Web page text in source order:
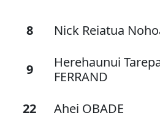
8 Nick Reiatua
9
Herehaunui
FERRAND
22
Ahei OBADE